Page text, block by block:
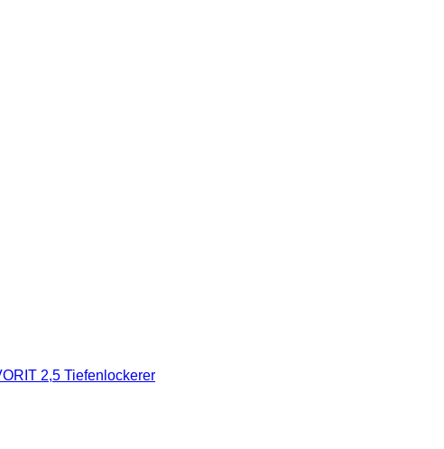
2,5 Tiefenlockerer